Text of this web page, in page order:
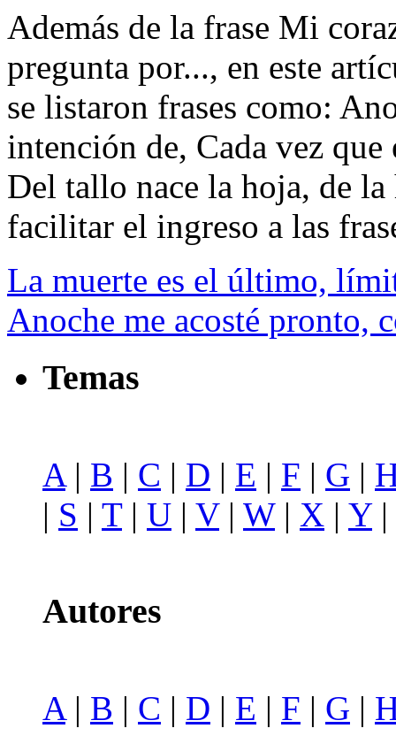
Además de la frase Mi
pregunta por..., en este
se listaron frases como:
intención de, Cada vez
Del tallo nace la hoja, de
facilitar el ingreso a las
La muerte es el último,
Anoche me acosté pronto,
Temas
A | B | C | D | E | F | G |
| S | T| U | V| W| X | Y|
Autores
A| B | C | D | E | F | G |